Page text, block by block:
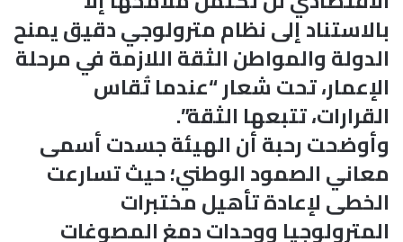
بالاستناد إلى نظام مترولوجي دقيق يمنح
الدولة والمواطن الثقة اللازمة في مرحلة
الإعمار، تحت شعار “عندما تُقاس
القرارات، تتبعها الثقة”.
وأوضحت رحبة أن الهيئة جسدت أسمى
معاني الصمود الوطني؛ حيث تسارعت
الخطى لإعادة تأهيل مختبرات
المترولوجيا ووحدات دمغ المصوغات